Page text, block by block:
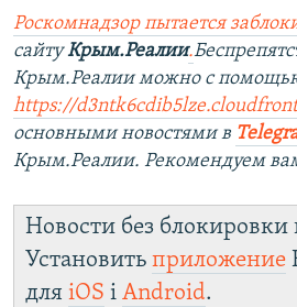
Роскомнадзор пытается
сайтуКрым.Реалии.
Крым.Реалии можно с
https://
основными новостями в
Крым.Реалии. Рекомендуем
Новости без блокировки
Установить приложение
для iOS і Android.